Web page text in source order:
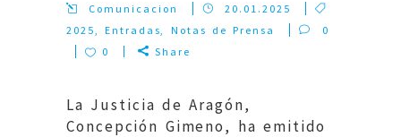
Comunicacion
20.01.2025
2025,Entradas, Notas de Prensa
0
0
Share
La Justicia de Aragón,
Concepción Gimeno, ha emitido